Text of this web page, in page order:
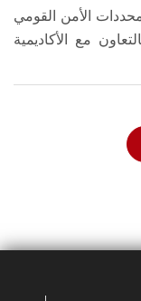
الأمن القومي
مع الأكاديمية